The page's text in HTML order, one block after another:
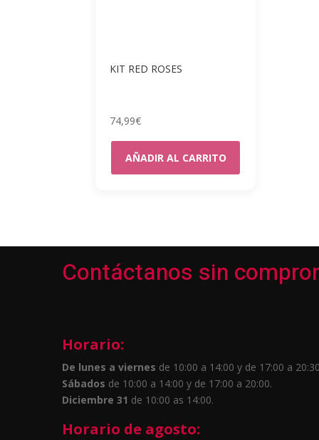
KIT RED ROSES
74,99€
AÑADIR AL CARRITO
Contáctanos sin
Horario:
De lunes a viernes de 10:00 a 14:00 y de 17:00 a
Sábados de 10:00 a 14:00 y de 17:00 a 20:00.
Diciembre 31 de 10:00 as 14:00.
Horario de agosto: